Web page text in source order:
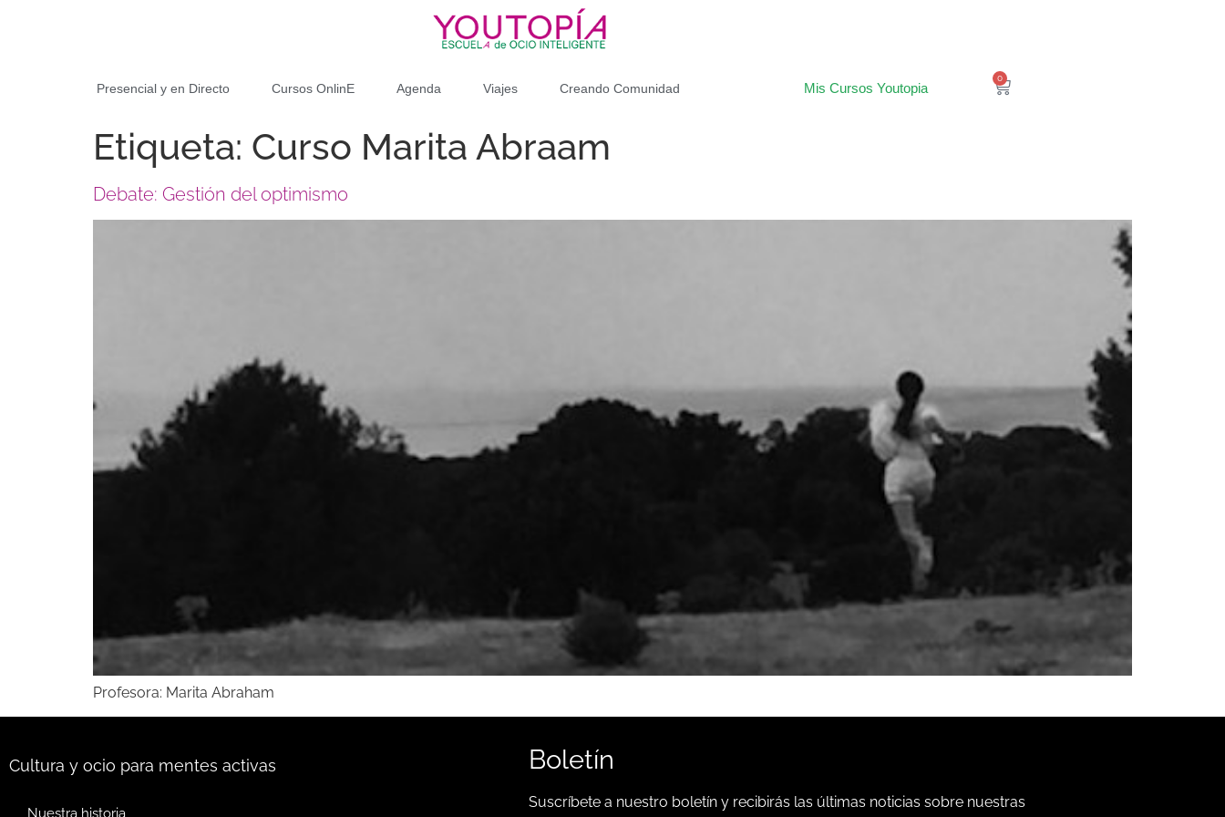
Presencial y en Directo Cursos OnlinE Agenda Viajes Creando Comunidad Mis Cursos Youtopia
0
Etiqueta: Curso Marita Abraam
Debate: Gestión del optimismo
Profesora: Marita Abraham
Cultura y ocio para mentes activas
Nuestra historia
Boletín
Suscríbete a nuestro boletín y recibirás las últimas noticias sobre nuestras